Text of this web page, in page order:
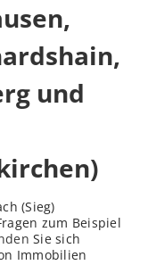
und
(Sieg)
zum Beispiel
Sie sich
Immobilien